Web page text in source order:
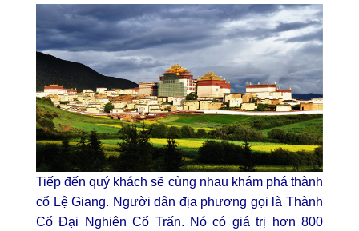
Tiếp đến quý khách sẽ cùng nhau khám phá thành
cổ Lệ Giang. Người dân địa phương gọi là Thành
Cổ Đại Nghiên Cổ Trấn. Nó có giá trị hơn 800